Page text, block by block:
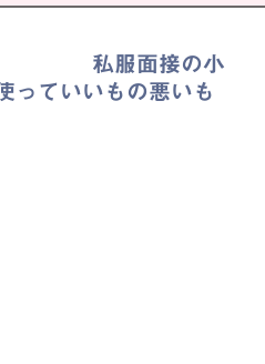
服面接の小
ていいもの悪いも